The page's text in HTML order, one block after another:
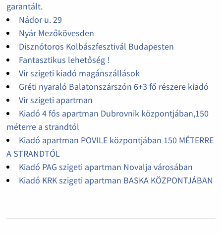
garantált.
Nádor u. 29
Nyár Mezőkövesden
Disznótoros Kolbászfesztivál Budapesten
Fantasztikus lehetőség !
Vir szigeti kiadó magánszállások
Gréti nyaraló Balatonszárszón 6+3 fő részere kiadó
Vir szigeti apartman
Kiadó 4 fős apartman Dubrovnik központjában,150
méterre a strandtól
Kiadó apartman POVILE központjában 150 MÉTERRE
A STRANDTÓL
Kiadó PAG szigeti apartman Novalja városában
Kiadó KRK szigeti apartman BASKA KÖZPONTJÁBAN